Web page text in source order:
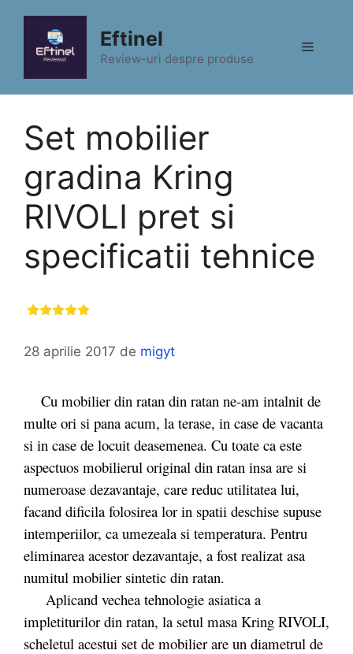
conținut
Eftinel
Review-uri despre produse
Meniu
Set mobilier
gradina Kring
RIVOLI pret si
specificatii tehnice
28 aprilie 2017 de migyt
Cu mobilier din ratan din ratan ne-am intalnit de
multe ori si pana acum, la terase, in case de vacanta
si in case de locuit deasemenea. Cu toate ca este
aspectuos mobilierul original din ratan insa are si
numeroase dezavantaje, care reduc utilitatea lui,
facand dificila folosirea lor in spatii deschise supuse
intemperiilor, ca umezeala si temperatura. Pentru
eliminarea acestor dezavantaje, a fost realizat asa
numitul mobilier sintetic din ratan.
Aplicand vechea tehnologie asiatica a
impletiturilor din ratan, la setul masa Kring RIVOLI,
scheletul acestui set de mobilier are un diametrul de